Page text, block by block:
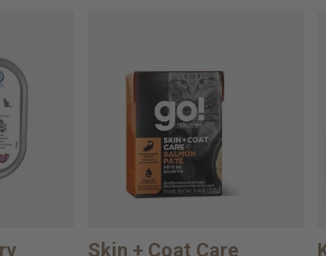
Skin + Coat Care